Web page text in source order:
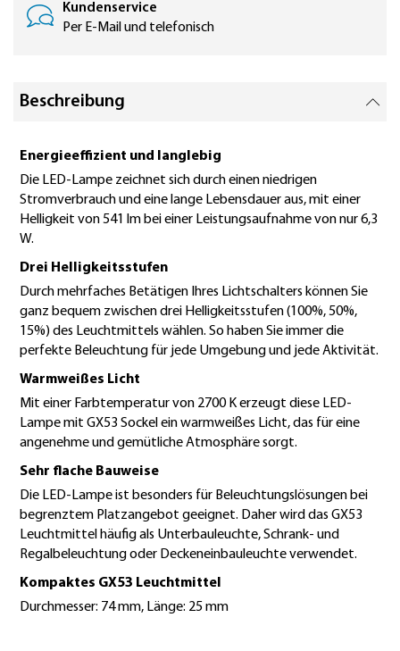
Kundenservice
Per E-Mail und telefonisch
Beschreibung
Energieeffizient und langlebig
Die LED-Lampe zeichnet sich durch einen niedrigen
Stromverbrauch und eine lange Lebensdauer aus, mit einer
Helligkeit von 541 lm bei einer Leistungsaufnahme von nur 6,3
W.
Drei Helligkeitsstufen
Durch mehrfaches Betätigen Ihres Lichtschalters können Sie
ganz bequem zwischen drei Helligkeitsstufen (100%, 50%,
15%) des Leuchtmittels wählen. So haben Sie immer die
perfekte Beleuchtung für jede Umgebung und jede Aktivität.
Warmweißes Licht
Mit einer Farbtemperatur von 2700 K erzeugt diese LED-
Lampe mit GX53 Sockel ein warmweißes Licht, das für eine
angenehme und gemütliche Atmosphäre sorgt.
Sehr flache Bauweise
Die LED-Lampe ist besonders für Beleuchtungslösungen bei
begrenztem Platzangebot geeignet. Daher wird das GX53
Leuchtmittel häufig als Unterbauleuchte, Schrank- und
Regalbeleuchtung oder Deckeneinbauleuchte verwendet.
Kompaktes GX53 Leuchtmittel
Durchmesser: 74 mm, Länge: 25 mm